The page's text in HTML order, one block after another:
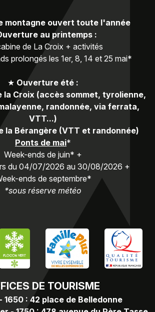
DE TOURISME
1650 : 42 place de Belledonne
montagne ouvert toute l'année
au printemps :
de La Croix + activités
prolongés les 1er, 8, 14 et 25 mai*
★ Ouverture été :
la Croix (accès sommet, tyrolienne,
randonnée, via ferrata,
VTT...)
la Bérangère (VTT et randonnée)
Ponts de mai*
Week-ends de juin* +
du 04/07/2026 au 30/08/2026 +
ends de septembre*
*sous réserve météo